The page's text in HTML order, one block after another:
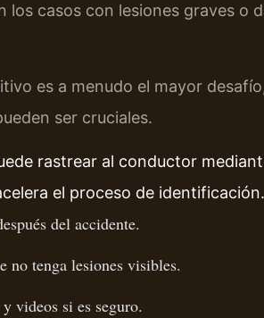
los casos con lesiones graves o
es a menudo el mayor
ser cruciales.
rastrear al conductor
el proceso de identificación.
del accidente.
no tenga lesiones visibles.
videos si es seguro.